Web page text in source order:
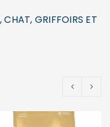
,CHAT, GRIFFOIRS ET